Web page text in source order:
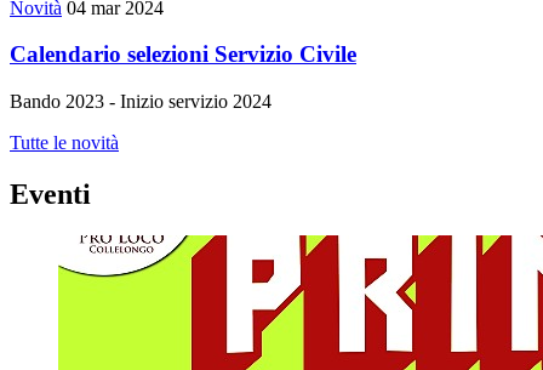
Novità 04 mar 2024
Calendario selezioni Servizio Civile
Bando 2023 - Inizio servizio 2024
Tutte le novità
Eventi